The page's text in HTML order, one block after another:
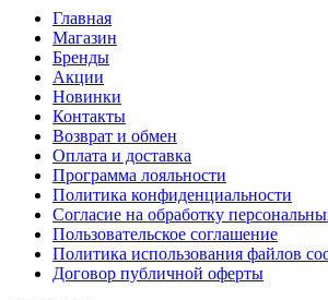
Главная
Магазин
Бренды
Акции
Новинки
Контакты
Возврат и обмен
Оплата и доставка
Программа лояльности
Политика конфиденциальности
Согласие на обработку
Пользовательское соглашение
Политика использования файлов
Договор публичной оферты